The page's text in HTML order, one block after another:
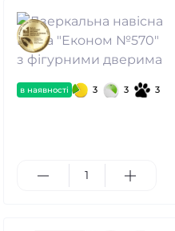
в наявності 3 3 3